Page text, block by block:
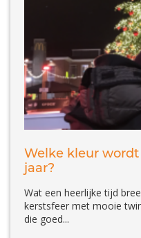
Welke kleur
jaar?
Wat een heerlijke tijd
kerstsfeer met mooie
die goed...